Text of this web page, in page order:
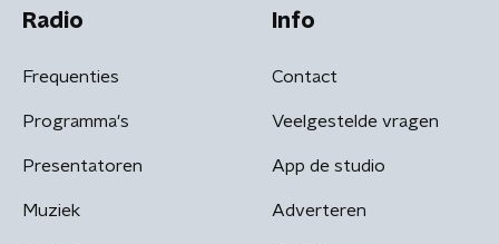
Radio
Frequenties
Programma's
Presentatoren
Muziek
Info
Contact
Veelgestelde vragen
App de studio
Adverteren